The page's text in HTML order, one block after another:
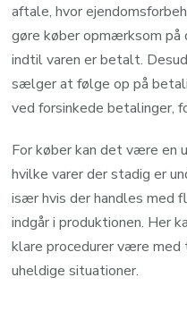
aftale, hvor
gøre køber opmærksom
indtil varen er betalt.
sælger at følge op på
ved forsinkede betalinger,
For køber kan det være en
hvilke varer der stadig er
især hvis der handles med
indgår i produktionen. Her
klare procedurer være
uheldige situationer.